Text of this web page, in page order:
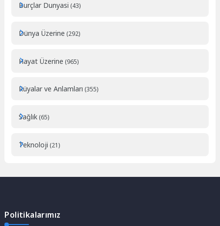
Burçlar Dunyasi (43)
Dünya Üzerine (292)
Hayat Üzerine (965)
Rüyalar ve Anlamları (355)
Sağlık (65)
Teknoloji (21)
Politikalarımız